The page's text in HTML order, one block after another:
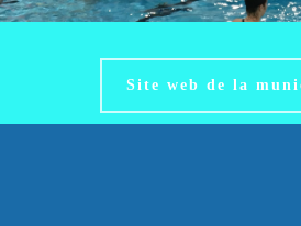
Site web de la